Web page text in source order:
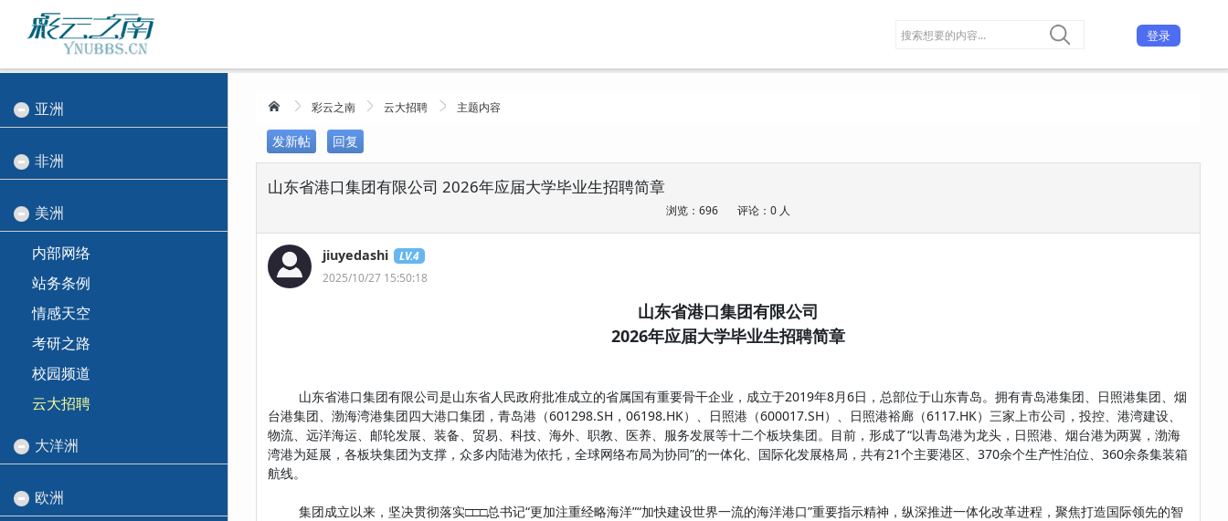
登录
亚洲
非洲
美洲
内部网络
站务条例
情感天空
考研之路
校园频道
云大招聘
大洋洲
欧洲
彩云之南 云大招聘 主题内容
发新帖 回复
山东省港口集团有限公司 2026年应届大学毕业生招聘简章
浏览：696 评论：0 人
jiuyedashi
LV.4
2025/10/27 15:50:18
山东省港口集团有限公司
2026年应届大学毕业生招聘简章
山东省港口集团有限公司是山东省人民政府批准成立的省属国有重要骨干企业，成立于2019年8月6日，总部位于山东青岛。拥有青岛港集团、日照港集团、烟
台港集团、渤海湾港集团四大港口集团，青岛港（601298.SH，06198.HK）、日照港（600017.SH）、日照港裕廊（6117.HK）三家上市公司，投控、港湾建设、
物流、远洋海运、邮轮发展、装备、贸易、科技、海外、职教、医养、服务发展等十二个板块集团。目前，形成了“以青岛港为龙头，日照港、烟台港为两翼，渤海
湾港为延展，各板块集团为支撑，众多内陆港为依托，全球网络布局为协同”的一体化、国际化发展格局，共有21个主要港区、370余个生产性泊位、360余条集装箱
航线。
集团成立以来，坚决贯彻落实□□□总书记“更加注重经略海洋”“加快建设世界一流的海洋港口”重要指示精神，纵深推进一体化改革进程，聚焦打造国际领先的智